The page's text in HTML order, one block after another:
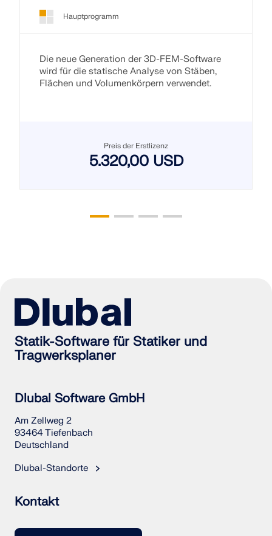
Hauptprogramm
Die neue Generation der 3D-FEM-Software
wird für die statische Analyse von Stäben,
Flächen und Volumenkörpern verwendet.
Preis der Erstlizenz
5.320,00 USD
Statik-Software für Statiker und
Tragwerksplaner
Dlubal Software GmbH
Am Zellweg 2
93464 Tiefenbach
Deutschland
Dlubal-Standorte
Kontakt